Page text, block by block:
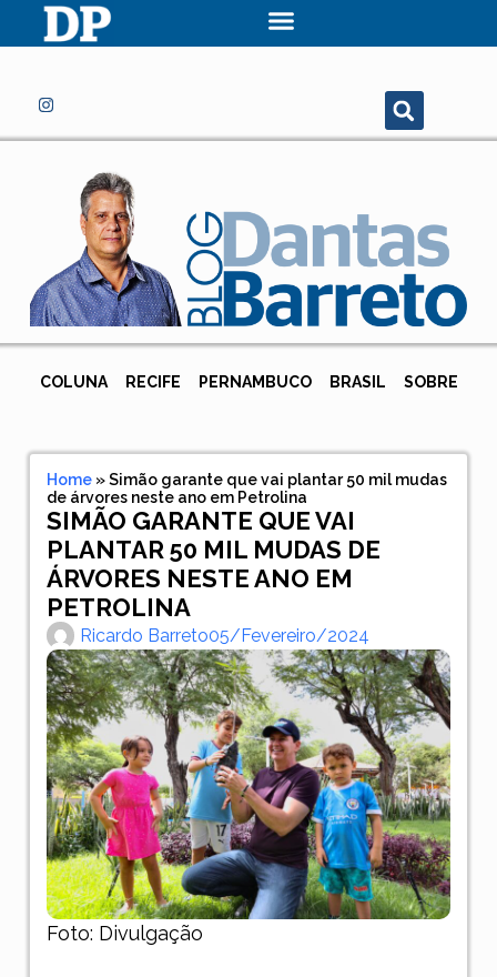
COLUNA RECIFE PERNAMBUCO BRASIL SOBRE
Home»Simão garante que vai plantar 50 mil mudas
de árvores neste ano em Petrolina
SIMÃO GARANTE QUE VAI
PLANTAR 50 MIL MUDAS DE
ÁRVORES NESTE ANO EM
PETROLINA
Ricardo Barreto05/fevereiro/2024
Foto: Divulgação